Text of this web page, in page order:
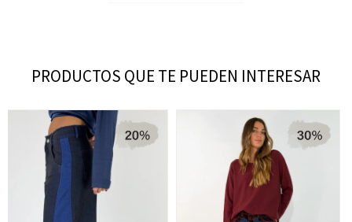
PRODUCTOS QUE TE PUEDEN INTERESAR